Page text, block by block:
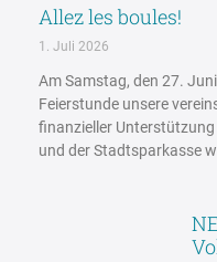
Allez les boules!
1. Juli 2026
Am Samstag, den 27.
Feierstunde unsere
finanzieller
und der Stadtsparkasse